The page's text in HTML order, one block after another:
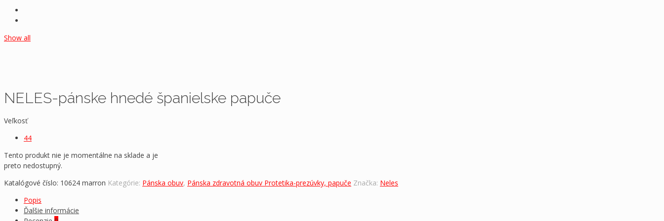
Show all
NELES-pánske hnedé španielske papuče
Veľkosť
44
Tento produkt nie je momentálne na sklade a je
preto nedostupný.
Katalógové číslo: 10624 marron Kategórie: Pánska obuv, Pánska zdravotná obuv Protetika-prezúvky, papuče Značka: Neles
Popis
Ďalšie informácie